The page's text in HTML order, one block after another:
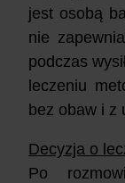
jest osobą
nie
podczas
leczeniu
bez obaw i z
Decyzja o
Po